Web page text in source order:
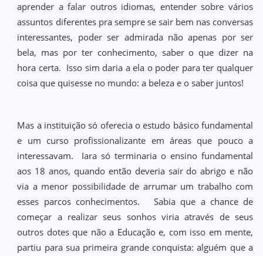
aprender a falar outros idiomas, entender sobre vários
assuntos diferentes pra sempre se sair bem nas conversas
interessantes, poder ser admirada não apenas por ser
bela, mas por ter conhecimento, saber o que dizer na
hora certa. Isso sim daria a ela o poder para ter qualquer
coisa que quisesse no mundo: a beleza e o saber juntos!
Mas a instituição só oferecia o estudo básico fundamental
e um curso profissionalizante em áreas que pouco a
interessavam. Iara só terminaria o ensino fundamental
aos 18 anos, quando então deveria sair do abrigo e não
via a menor possibilidade de arrumar um trabalho com
esses parcos conhecimentos. Sabia que a chance de
começar a realizar seus sonhos viria através de seus
outros dotes que não a Educação e, com isso em mente,
partiu para sua primeira grande conquista: alguém que a